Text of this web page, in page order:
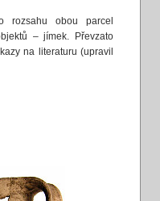
rozsahu obou parcel
– jímek. Převzato
na literaturu (upravil